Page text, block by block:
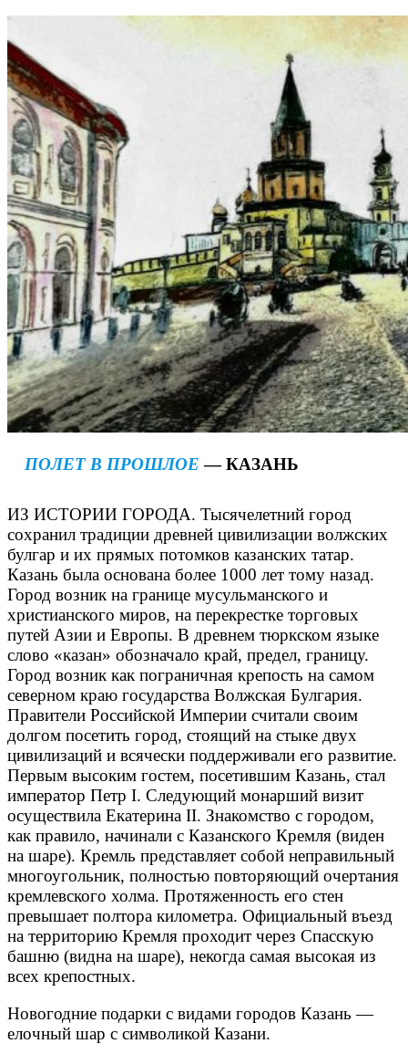
ПОЛЕТ В ПРОШЛОЕ — КАЗАНЬ
ИЗ ИСТОРИИ ГОРОДА. Тысячелетний город
сохранил традиции древней цивилизации волжских
булгар и их прямых потомков казанских татар.
Казань была основана более 1000 лет тому назад.
Город возник на границе мусульманского и
христианского миров, на перекрестке торговых
путей Азии и Европы. В древнем тюркском языке
слово «казан» обозначало край, предел, границу.
Город возник как пограничная крепость на самом
северном краю государства Волжская Булгария.
Правители Российской Империи считали своим
долгом посетить город, стоящий на стыке двух
цивилизаций и всячески поддерживали его развитие.
Первым высоким гостем, посетившим Казань, стал
император Петр I. Следующий монарший визит
осуществила Екатерина II. Знакомство с городом,
как правило, начинали с Казанского Кремля (виден
на шаре). Кремль представляет собой неправильный
многоугольник, полностью повторяющий очертания
кремлевского холма. Протяженность его стен
превышает полтора километра. Официальный въезд
на территорию Кремля проходит через Спасскую
башню (видна на шаре), некогда самая высокая из
всех крепостных.
Новогодние подарки с видами городов Казань —
елочный шар с символикой Казани.